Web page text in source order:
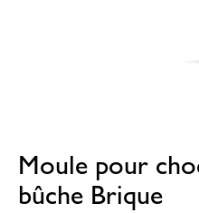
Moule pour
bûche Brique